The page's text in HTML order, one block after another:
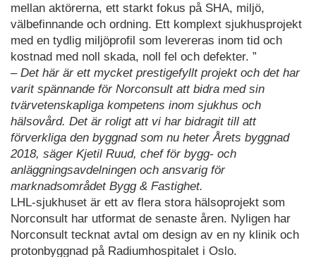
mellan aktörerna, ett starkt fokus på SHA, miljö,
välbefinnande och ordning. Ett komplext sjukhusprojekt
med en tydlig miljöprofil som levereras inom tid och
kostnad med noll skada, noll fel och defekter. ”
– Det här är ett mycket prestigefyllt projekt och det har
varit spännande för Norconsult att bidra med sin
tvärvetenskapliga kompetens inom sjukhus och
hälsovård. Det är roligt att vi har bidragit till att
förverkliga den byggnad som nu heter Årets byggnad
2018, säger Kjetil Ruud, chef för bygg- och
anläggningsavdelningen och ansvarig för
marknadsområdet Bygg & Fastighet.
LHL-sjukhuset är ett av flera stora hälsoprojekt som
Norconsult har utformat de senaste åren. Nyligen har
Norconsult tecknat avtal om design av en ny klinik och
protonbyggnad på Radiumhospitalet i Oslo.